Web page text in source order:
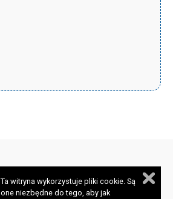
Ta witryna wykorzystuje pliki cookie. Są
one niezbędne do tego, aby jak